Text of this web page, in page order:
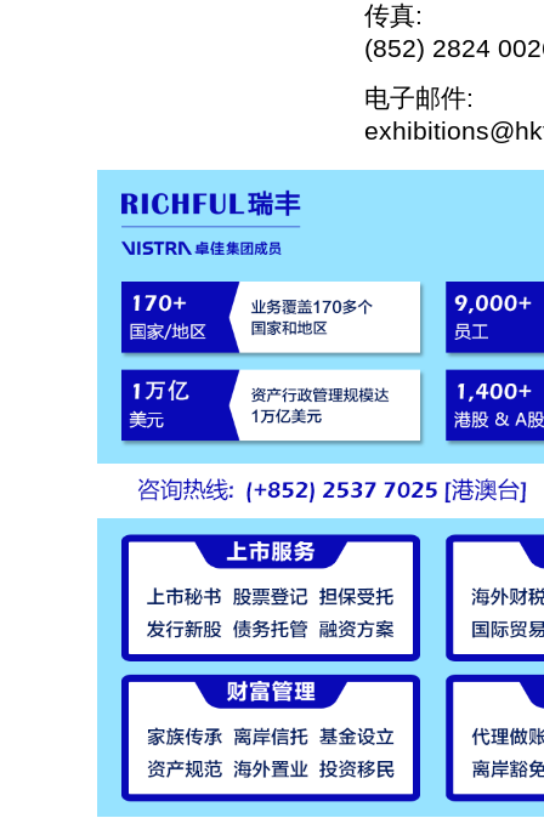
传真:
(852) 2824
电子邮件: